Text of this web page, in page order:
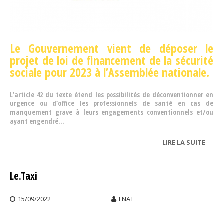
Le Gouvernement vient de déposer le
projet de loi de financement de la sécurité
sociale pour 2023 à l’Assemblée nationale.
L’article 42 du texte étend les possibilités de déconventionner en
urgence ou d’office les professionnels de santé en cas de
manquement grave à leurs engagements conventionnels et/ou
ayant engendré...
LIRE LA SUITEDE
Le.Taxi
15/09/2022 FNAT